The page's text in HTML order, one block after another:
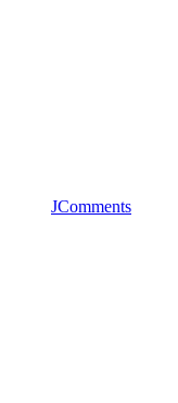
JComments